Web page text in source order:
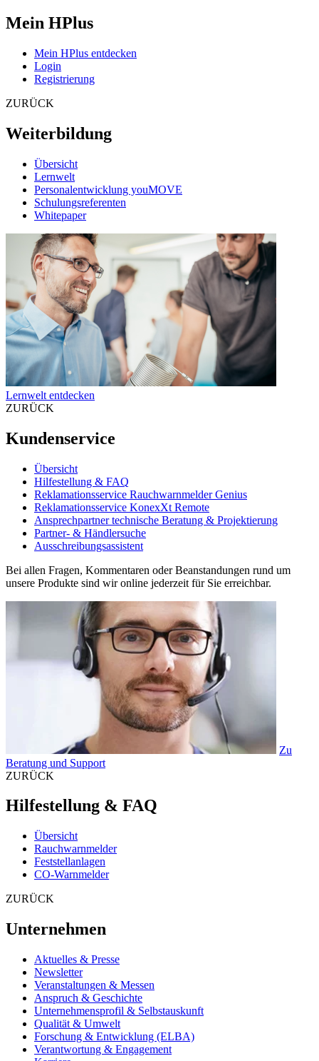
Mein HPlus
Mein HPlus entdecken
Login
Registrierung
ZURÜCK
Weiterbildung
Übersicht
Lernwelt
Personalentwicklung youMOVE
Schulungsreferenten
Whitepaper
Lernwelt entdecken
ZURÜCK
Kundenservice
Übersicht
Hilfestellung & FAQ
Reklamationsservice Rauchwarnmelder Genius
Reklamationsservice KonexXt Remote
Ansprechpartner technische Beratung & Projektierung
Partner- & Händlersuche
Ausschreibungsassistent
Bei allen Fragen, Kommentaren oder Beanstandungen rund um
unsere Produkte sind wir online jederzeit für Sie erreichbar.
Zu
Beratung und Support
ZURÜCK
Hilfestellung & FAQ
Übersicht
Rauchwarnmelder
Feststellanlagen
CO-Warnmelder
ZURÜCK
Unternehmen
Aktuelles & Presse
Newsletter
Veranstaltungen & Messen
Anspruch & Geschichte
Unternehmensprofil & Selbstauskunft
Qualität & Umwelt
Forschung & Entwicklung (ELBA)
Verantwortung & Engagement